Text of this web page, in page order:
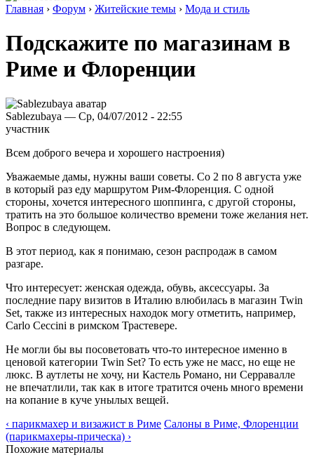
Главная › Форум › Житейские темы › Мода и стиль
Подскажите по магазинам в
Риме и Флоренции
Sablezubaya — Ср, 04/07/2012 - 22:55
участник
Всем доброго вечера и хорошего настроения)
Уважаемые дамы, нужны ваши советы. Со 2 по 8 августа уже
в который раз еду маршрутом Рим-Флоренция. С одной
стороны, хочется интересного шоппинга, с другой стороны,
тратить на это большое количество времени тоже желания нет.
Вопрос в следующем.
В этот период, как я понимаю, сезон распродаж в самом
разгаре.
Что интересует: женская одежда, обувь, аксессуары. За
последние пару визитов в Италию влюбилась в магазин Twin
Set, также из интересных находок могу отметить, например,
Carlo Ceccini в римском Трастевере.
Не могли бы вы посоветовать что-то интересное именно в
ценовой категории Twin Set? То есть уже не масс, но еще не
люкс. В аутлеты не хочу, ни Кастель Романо, ни Серравалле
не впечатлили, так как в итоге тратится очень много времени
на копание в куче унылых вещей.
‹ парикмахер и визажист в Риме Салоны в Риме, Флоренции
(парикмахеры-прическа) ›
Похожие материалы